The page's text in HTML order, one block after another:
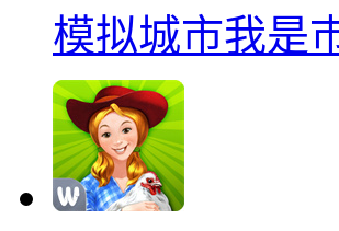
模拟城市我是